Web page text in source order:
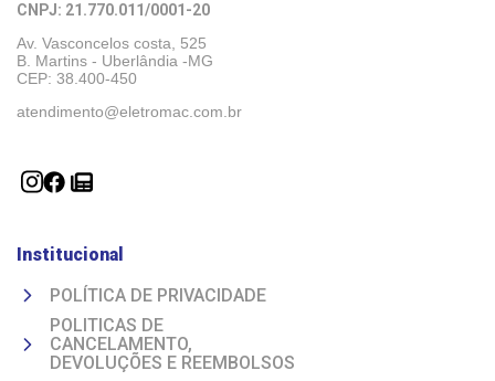
CNPJ: 21.770.011/0001-20
Av. Vasconcelos costa, 525
B. Martins - Uberlândia -MG
CEP: 38.400-450
atendimento@eletromac.com.br
Institucional
POLÍTICA DE PRIVACIDADE
POLITICAS DE
CANCELAMENTO,
DEVOLUÇÕES E REEMBOLSOS